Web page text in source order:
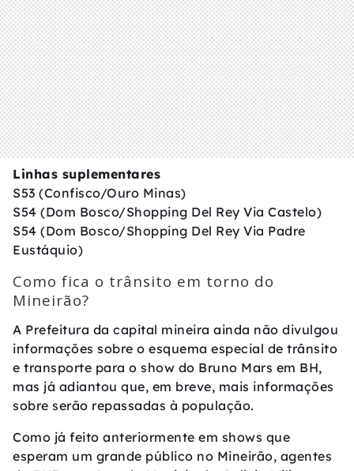
Linhas suplementares
S53 (Confisco/Ouro Minas)
S54 (Dom Bosco/Shopping Del Rey Via Castelo)
S54 (Dom Bosco/Shopping Del Rey Via Padre
Eustáquio)
Como fica o trânsito em torno do
Mineirão?
A Prefeitura da capital mineira ainda não divulgou
informações sobre o esquema especial de trânsito
e transporte para o show do Bruno Mars em BH,
mas já adiantou que, em breve, mais informações
sobre serão repassadas à população.
Como já feito anteriormente em shows que
esperam um grande público no Mineirão, agentes